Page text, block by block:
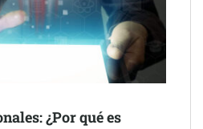
transforman espacios de la
¿Por qué es